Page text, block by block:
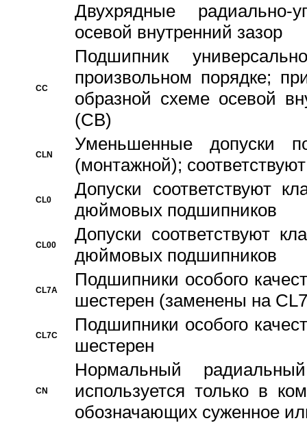
Двухрядные радиально-
осевой внутренний зазор
CC
Подшипник
произвольном порядке;
образной схеме осевой
(CB)
CLN
Уменьшенные
(монтажной);
CL0
Допуски соответствуют
дюймовых подшипников
CL00
Допуски соответствуют
дюймовых подшипников
CL7A
Подшипники особого
шестерен (заменены на
CL7C
Подшипники особого
шестерен
CN
Hормальный
используется только в
обозначающих суженное